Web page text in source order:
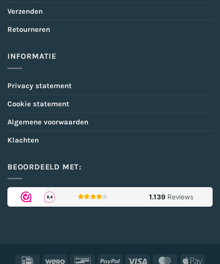
Verzenden
Retourneren
INFORMATIE
Privacy statement
Cookie statement
Algemene voorwaarden
Klachten
BEOORDEELD MET:
IDeal Wero BancontactPayPal Visa MasterCard